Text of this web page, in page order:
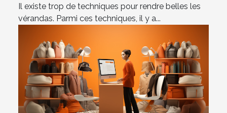
Il existe trop de techniques pour rendre belles les
vérandas. Parmi ces techniques, il y a...